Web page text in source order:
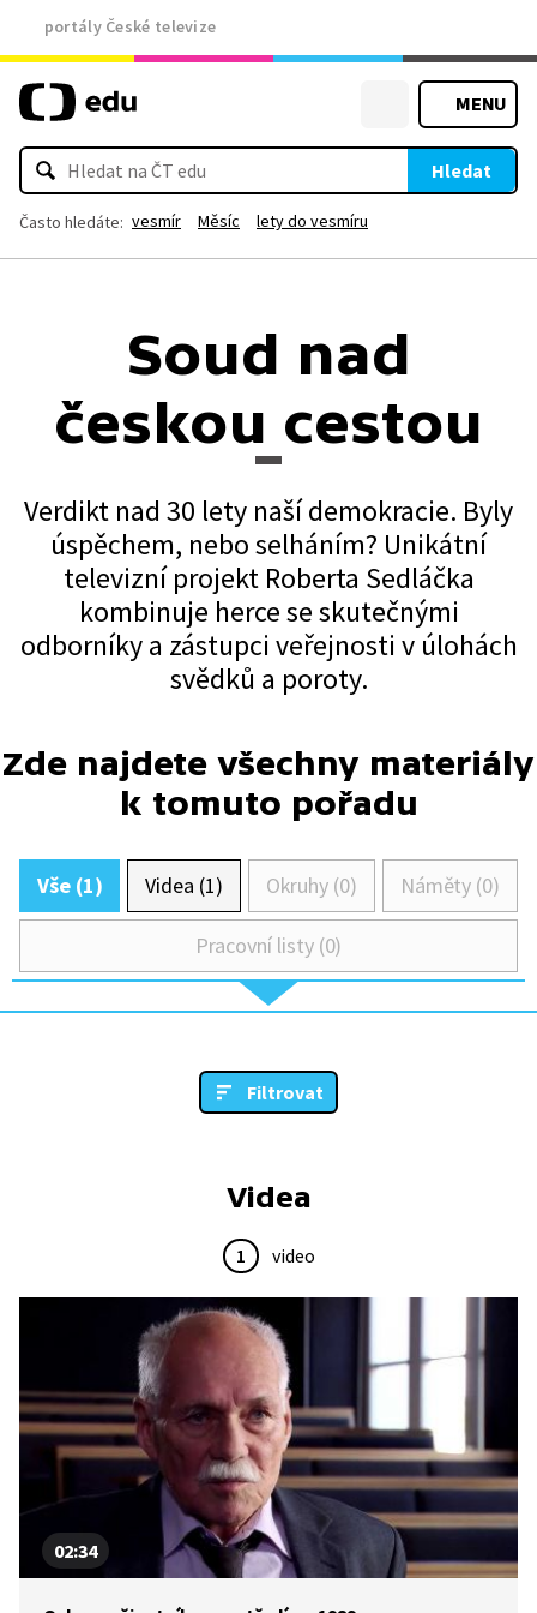
portály České televize
MENU
Hledat
Často hledáte: vesmír Měsíc lety do vesmíru
Soud nad
českou cestou
Verdikt nad 30 lety naší demokracie. Byly
úspěchem, nebo selháním? Unikátní
televizní projekt Roberta Sedláčka
kombinuje herce se skutečnými
odborníky a zástupci veřejnosti v úlohách
svědků a poroty.
Zde najdete všechny materiály
k tomuto pořadu
Vše (1) Videa (1) Okruhy (0) Náměty (0)
Pracovní listy (0)
Filtrovat
Videa
1 video
02:34